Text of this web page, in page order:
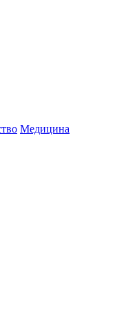
Медицина